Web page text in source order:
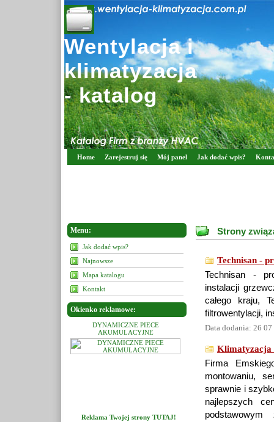
Wentylacja i
klimatyzacja
- katalog
Home Zarejestruj się Mój panel Jak dodać wpis?
Menu:
Jak dodać wpis?
Najnowsze
Mapa katalogu
Kontakt
Okienko reklamowe:
DYNAMICZNE PIECE
AKUMULACYJNE
DYNAMICZNE PIECE
AKUMULACYJNE
Reklama Twojej strony TUTAJ!
Strony
Technisan -
Technisan -
instalacji
całego kraju,
filtrowentylacji,
Data dodania: 26
Klimatyzacja
Firma
montowaniu,
sprawnie i
najlepszych